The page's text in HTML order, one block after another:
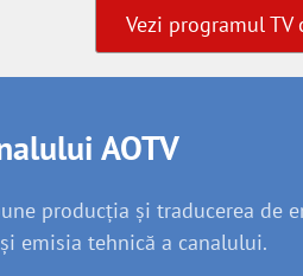
Vezi programul TV
AOTV
producția și traducerea de
emisia tehnică a canalului.